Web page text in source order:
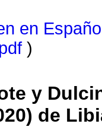
en
)
y
de